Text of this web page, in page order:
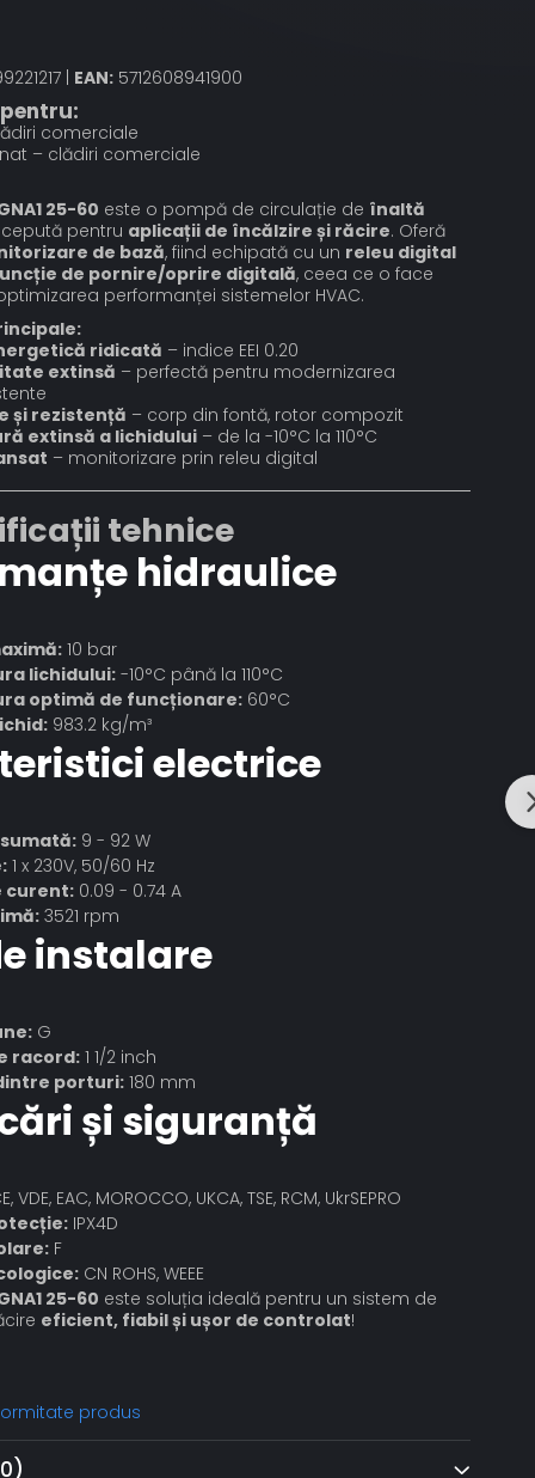
| EAN:5712608941900
comerciale
– clădiri comerciale
25-60 este o pompă de circulație de înaltă
pentru aplicații de încălzire și răcire. Oferă
de bază, fiind echipată cu un releu digital
de pornire/oprire digitală, ceea ce o face
performanței sistemelor HVAC.
ridicată – indice EEI 0.20
extinsă – perfectă pentru modernizarea
și rezistență – corp din fontă, rotor compozit
extinsă a lichidului– de la -10°C la 110°C
– monitorizare prin releu digital
tehnice
hidraulice
10 bar
lichidului:-10°C până la 110°C
optimă de funcționare:60°C
983.2 kg/m³
electrice
9 - 92 W
1 x 230V, 50/60 Hz
curent:0.09 - 0.74 A
3521 rpm
instalare
G
racord:1 1/2 inch
porturi:180 mm
și siguranță
VDE, EAC, MOROCCO, UKCA, TSE, RCM, UkrSEPRO
IPX4D
F
CN ROHS, WEEE
25-60 este soluția ideală pentru un sistem de
eficient, fiabil și ușor de controlat!
produs